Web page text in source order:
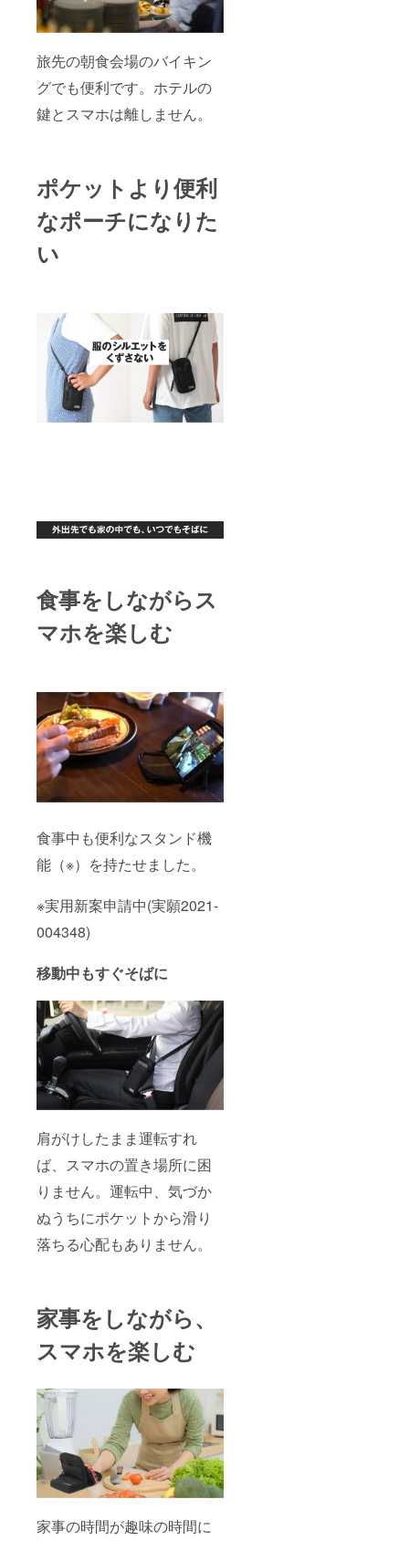
旅先の朝食会場のバイキン
グでも便利です。ホテルの
鍵とスマホは離しません。
ポケットより便利
なポーチになりた
い
食事をしながらス
マホを楽しむ
食事中も便利なスタンド機
能（※）を持たせました。
※実用新案申請中(実願2021-
004348)
移動中もすぐそばに
肩がけしたまま運転すれ
ば、スマホの置き場所に困
りません。運転中、気づか
ぬうちにポケットから滑り
落ちる心配もありません。
家事をしながら、
スマホを楽しむ
家事の時間が趣味の時間に